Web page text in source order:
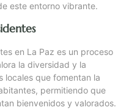
este entorno vibrante.
en La Paz es un proceso
la diversidad y la
locales que fomentan la
permitiendo que
bienvenidos y valorados.